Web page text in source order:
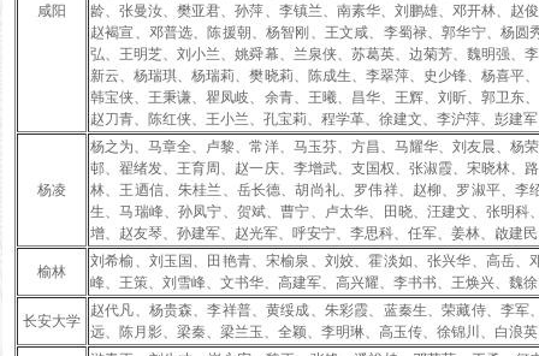
咸阳
龄、张曼汝、樊亚君、孙萍、李镇兰、南素华、刘鹏雄、邓开林、赵
赵褐宣、邓普选、陈援朝、杨智刚、王文咸、李蜀禄、郭华宁、杨
弘、王明芝、刘小兰、姚舜幕、兰泉侠、苏葛英、边菊芳、魏明强、
新云、杨瑞琪、杨瑞莉、樊晓莉、陈成生、李翠萍、史少锋、杨喜平
韩宝侠、王秉谦、瞿凤岐、余青、王曦、昌华、王辉、刘昕、郭卫东
赵刀青、陈红侠、王小兰、孔宝莉、程学革、徐建文、李沪萍、彭建
杨凌
杨之为、马章全、卢黎、常洋、马玉芬、方昌、马耀华、刘友晨、杨
邨、翟绪发、王育周、赵一庆、李增武、支国权、张淑霞、宋晓林、
林、王迺信、朱桂兰、岳长德、胡尚礼、罗伟祥、赵柳、罗淑平、
生、马瑞峰、孙凤宁、贺斌、曹宁、卢太华、田晓、汪建文、张明
增、赵友琴、孙建军、赵光军、呼安宁、李思科、任军、姜林、啟建
榆林
刘希榆、刘玉国、田艳青、宋榆泉、刘姣、霍淡如、张兴华、高岳
峰、王策、刘雪峰、文书华、高建军、高兴耀、李书书、王焕兴、魏
长安大学
赵代凡、杨贵森、李祥普、黄绥成、朱彩霞、蓝秦生、荣藏侍、李
远、陈月影、梁秦、梁兰玉、全颖、李明琳、高玉传、徐锦川、白浪